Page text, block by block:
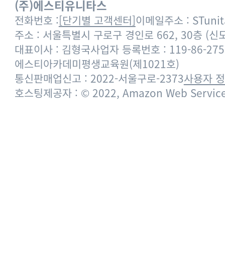
(주)에스티유니타스
전화번호 :[단기별 고객센터]이메일주소 :
주소 : 서울특별시 구로구 경인로 662, 30층 (신
대표이사 : 김형국사업자 등록번호 : 119-86-
에스티아카데미평생교육원(제1021호)
통신판매업신고 : 2022-서울구로-2373사용자
호스팅제공자 : © 2022, Amazon Web